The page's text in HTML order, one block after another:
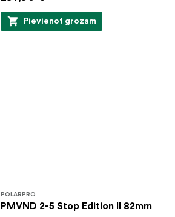
Pievienot grozam
POLARPRO
PMVND 2-5 Stop Edition II 82mm